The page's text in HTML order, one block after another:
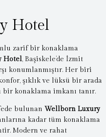
Hotel
zarif bir konaklama
Hotel, Başiskele’de İzmit
konumlanmıştır. Her biri
şıklık ve lüksü bir arada
konaklama imkanı tanır.
bulunan Wellborn Luxury
kadar tüm konaklama
Modern ve rahat